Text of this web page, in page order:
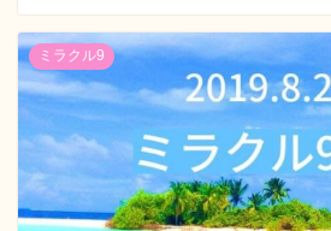
ミラクル9